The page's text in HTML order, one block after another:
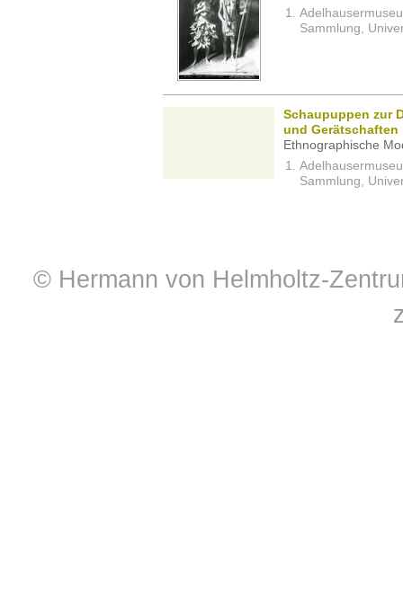
Sammlung,
Schaupuppen zur
und Gerätschaften
Ethnographische
Sammlung,
© Hermann von Helmholtz-